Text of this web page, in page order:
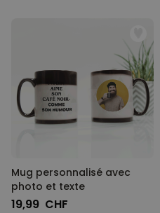
Mug personnalisé avec
photo et texte
19,99 CHF